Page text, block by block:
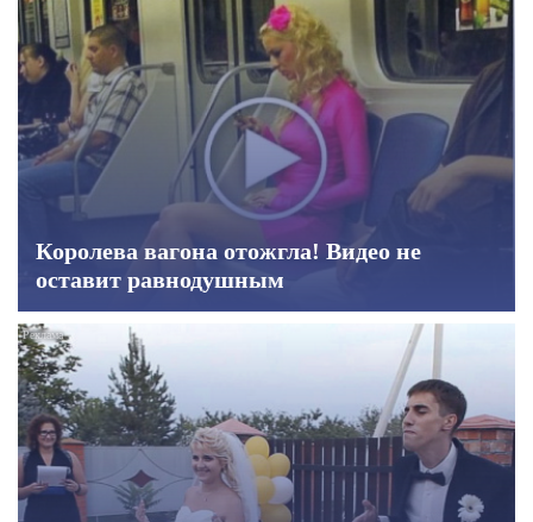
Королева вагона отожгла! Видео не
оставит равнодушным